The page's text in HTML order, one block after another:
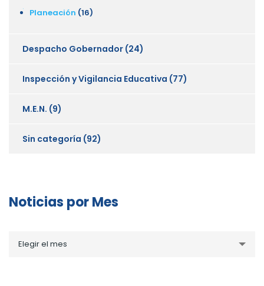
Planeación (16)
Despacho Gobernador (24)
Inspección y Vigilancia Educativa (77)
M.E.N. (9)
Sin categoría (92)
Noticias por Mes
porElegir el mes